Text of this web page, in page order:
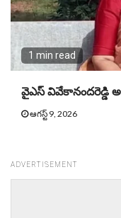
1 min read
వైఎస్‌ వివేకానందరెడ్డి
ఆగస్ట్ 9, 2026
ADVERTISEMENT